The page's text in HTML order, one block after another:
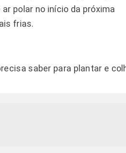
polar no início da próxima
frias.
saber para plantar e